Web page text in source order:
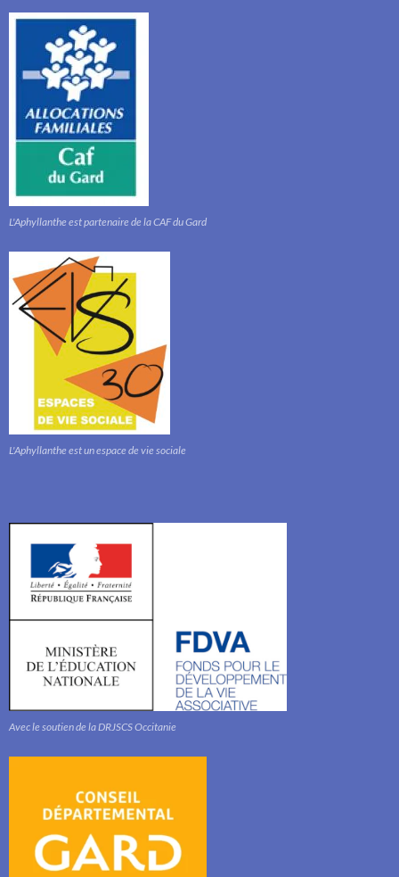
L'Aphyllanthe est partenaire de la CAF du Gard
L'Aphyllanthe est un espace de vie sociale
Avec le soutien de la DRJSCS Occitanie